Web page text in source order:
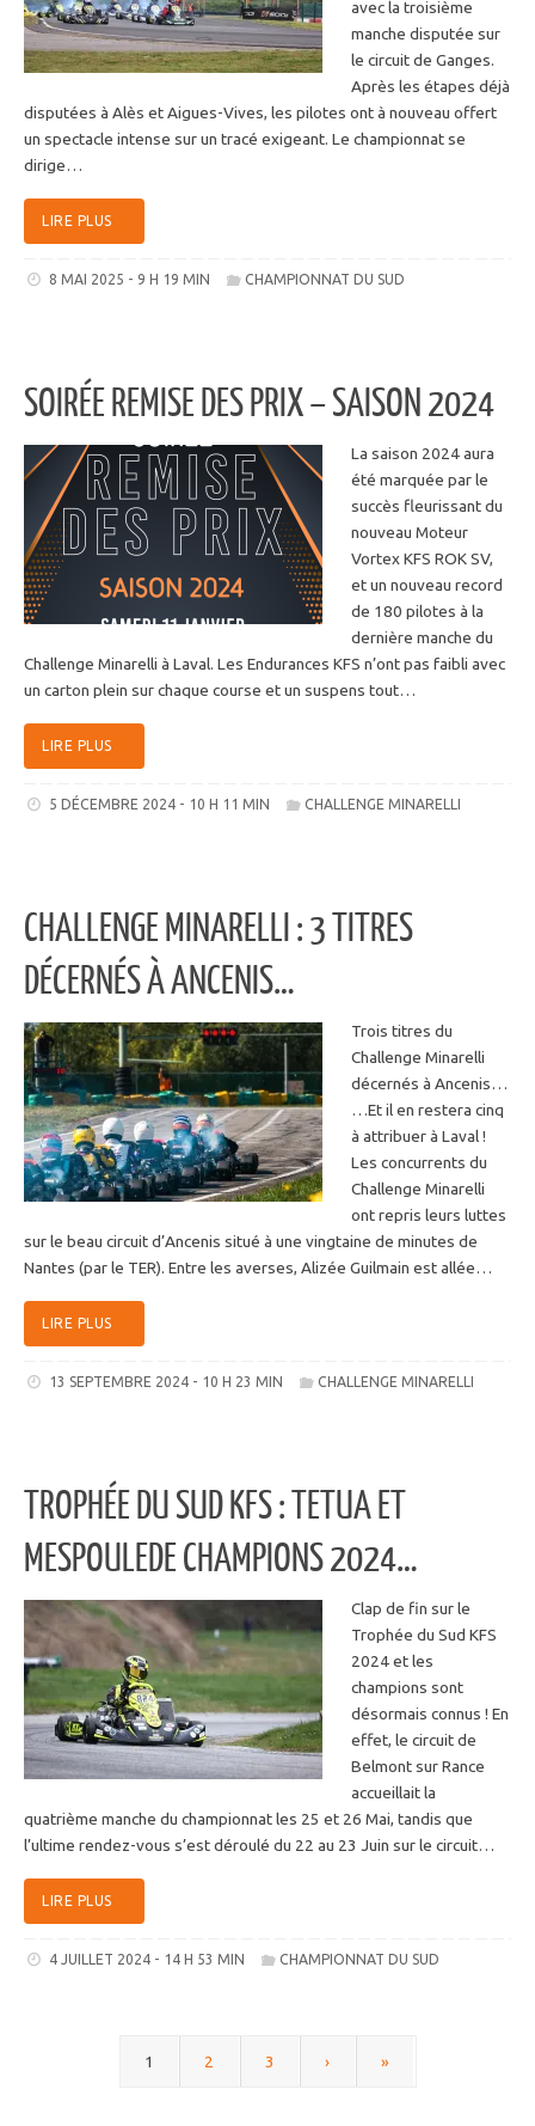
avec la troisième
manche disputée sur
le circuit de Ganges.
Après les étapes déjà
disputées à Alès et Aigues-Vives, les pilotes ont à nouveau offert
un spectacle intense sur un tracé exigeant. Le championnat se
dirige…
LIRE PLUS
8 MAI 2025 - 9 H 19 MIN CHAMPIONNAT DU SUD
SOIRÉE REMISE DES PRIX – SAISON 2024
La saison 2024 aura
été marquée par le
succès fleurissant du
nouveau Moteur
Vortex KFS ROK SV,
et un nouveau record
de 180 pilotes à la
dernière manche du
Challenge Minarelli à Laval. Les Endurances KFS n’ont pas faibli avec
un carton plein sur chaque course et un suspens tout…
LIRE PLUS
5 DÉCEMBRE 2024 - 10 H 11 MIN CHALLENGE MINARELLI
CHALLENGE MINARELLI : 3 TITRES
DÉCERNÉS À ANCENIS…
Trois titres du
Challenge Minarelli
décernés à Ancenis…
…Et il en restera cinq
à attribuer à Laval !
Les concurrents du
Challenge Minarelli
ont repris leurs luttes
sur le beau circuit d’Ancenis situé à une vingtaine de minutes de
Nantes (par le TER). Entre les averses, Alizée Guilmain est allée…
LIRE PLUS
13 SEPTEMBRE 2024 - 10 H 23 MIN CHALLENGE MINARELLI
TROPHÉE DU SUD KFS : TETUA ET
MESPOULEDE CHAMPIONS 2024…
Clap de fin sur le
Trophée du Sud KFS
2024 et les
champions sont
désormais connus ! En
effet, le circuit de
Belmont sur Rance
accueillait la
quatrième manche du championnat les 25 et 26 Mai, tandis que
l’ultime rendez-vous s’est déroulé du 22 au 23 Juin sur le circuit…
LIRE PLUS
4 JUILLET 2024 - 14 H 53 MIN CHAMPIONNAT DU SUD
1 2 3 › »